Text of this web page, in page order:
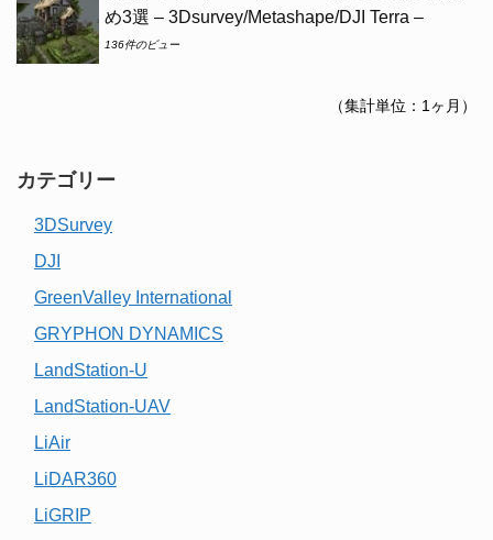
め3選 – 3Dsurvey/Metashape/DJI Terra –
136件のビュー
（集計単位：1ヶ月）
カテゴリー
3DSurvey
DJI
GreenValley International
GRYPHON DYNAMICS
LandStation-U
LandStation-UAV
LiAir
LiDAR360
LiGRIP